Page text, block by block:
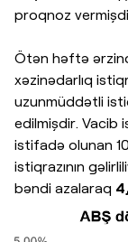
proqnoz
Ötən həftə
xəzinədarlıq
uzunmüddətli
edilmişdir. Vacib
istifadə olunan
istiqrazının
bəndi azalaraq